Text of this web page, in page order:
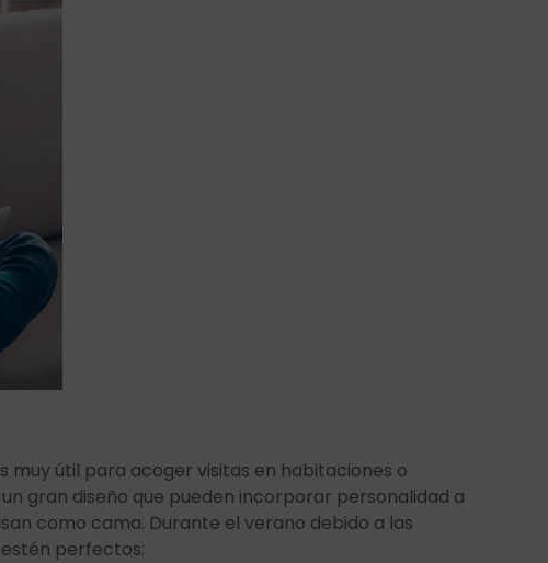
muy útil para acoger visitas en habitaciones o
gran diseño que pueden incorporar personalidad a
como cama. Durante el verano debido a las
perfectos: